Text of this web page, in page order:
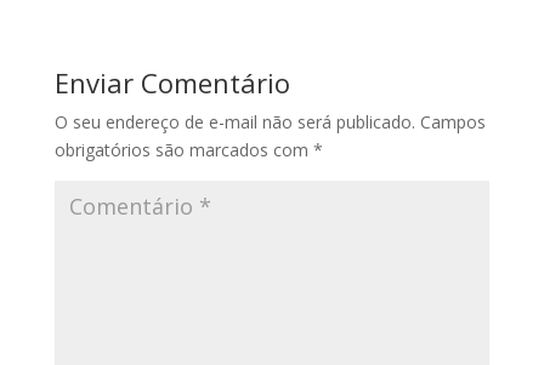
Enviar Comentário
O seu endereço de e-mail não será publicado. Campos
obrigatórios são marcados com *